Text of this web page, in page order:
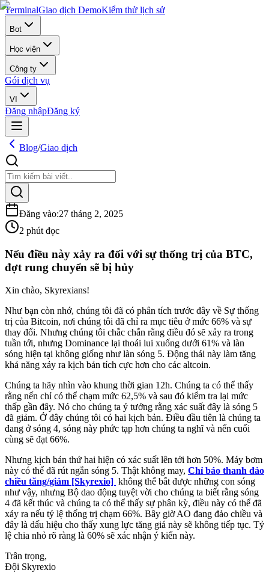
TerminalGiao dịch DemoKiểm thử lịch sử
Bot
Học viện
Công ty
Gói dịch vụ
VI
Đăng nhậpĐăng ký
Blog/Giao dịch
Đăng vào:27 tháng 2, 2025
2 phút đọc
Nếu điều này xảy ra đối với sự thống trị của BTC,
đợt rung chuyển sẽ bị hủy
Xin chào, Skyrexians!
Như bạn còn nhớ, chúng tôi đã có phân tích trước đây về Sự thống
trị của Bitcoin, nơi chúng tôi đã chỉ ra mục tiêu ở mức 66% và sự
thay đổi. Nhưng chúng tôi chắc chắn rằng điều đó sẽ xảy ra trong
tuần tới, nhưng Dominance lại thoái lui xuống dưới 61% và làn
sóng hiện tại không giống như làn sóng 5. Động thái này làm tăng
khả năng xảy ra kịch bản tích cực hơn cho các altcoin.
Chúng ta hãy nhìn vào khung thời gian 12h. Chúng ta có thể thấy
rằng nến chỉ có thể chạm mức 62,5% và sau đó kiểm tra lại mức
thấp gần đây. Nó cho chúng ta ý tưởng rằng xác suất đây là sóng 5
đã giảm. Ở đây chúng tôi có hai kịch bản. Điều đầu tiên là chúng ta
đang ở sóng 4, sóng này phức tạp hơn chúng ta nghĩ và nến cuối
cùng sẽ đạt 66%.
Nhưng kịch bản thứ hai hiện có xác suất lên tới hơn 50%. Máy bơm
này có thể đã rút ngắn sóng 5. Thật không may, Chỉ báo thanh đảo
chiều tăng/giảm [Skyrexio] không thể bắt được những con sóng
như vậy, nhưng Bộ dao động tuyệt vời cho chúng ta biết rằng sóng
4 đã kết thúc và chúng ta có thể thấy sự phân kỳ, điều này có thể đã
xảy ra nếu tỷ lệ thống trị chạm 66%. Bây giờ AO đang đảo chiều và
đây là dấu hiệu cho thấy xung lực tăng giá này sẽ không tiếp tục. Tỷ
lệ chia nhỏ rõ ràng là 60% sẽ xác nhận ý kiến ​​này.
Trân trọng,
Đội Skyrexio